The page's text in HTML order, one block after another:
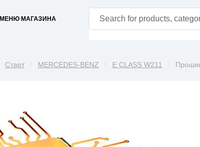
МЕНЮ МАГАЗИНА
Старт MERCEDES-BENZ E CLASS W211